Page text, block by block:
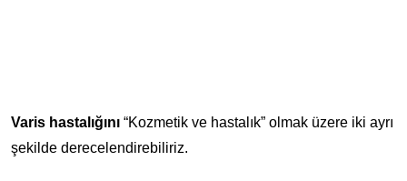
Varis hastalığını “Kozmetik ve hastalık” olmak üzere iki ayrı
şekilde derecelendirebiliriz.